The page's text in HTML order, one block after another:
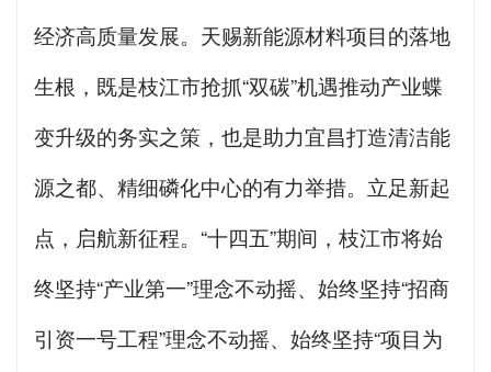
经济高质量发展。天赐新能源材料项目的落地
生根，既是枝江市抢抓“双碳”机遇推动产业蝶
变升级的务实之策，也是助力宜昌打造清洁能
源之都、精细磷化中心的有力举措。立足新起
点，启航新征程。“十四五”期间，枝江市将始
终坚持“产业第一”理念不动摇、始终坚持“招商
引资一号工程”理念不动摇、始终坚持“项目为